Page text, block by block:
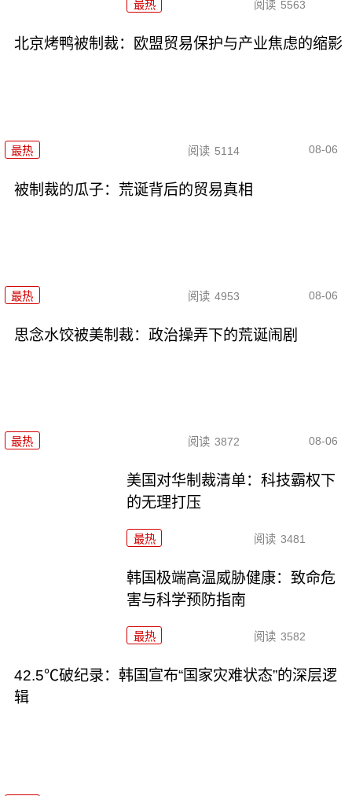
最热 阅读 5563
北京烤鸭被制裁：欧盟贸易保护与产业焦虑的缩影
最热 阅读 5114 08-06
被制裁的瓜子：荒诞背后的贸易真相
最热 阅读 4953 08-06
思念水饺被美制裁：政治操弄下的荒诞闹剧
最热 阅读 3872 08-06
美国对华制裁清单：科技霸权下
的无理打压
最热 阅读 3481
韩国极端高温威胁健康：致命危
害与科学预防指南
最热 阅读 3582
42.5℃破纪录：韩国宣布“国家灾难状态”的深层逻
辑